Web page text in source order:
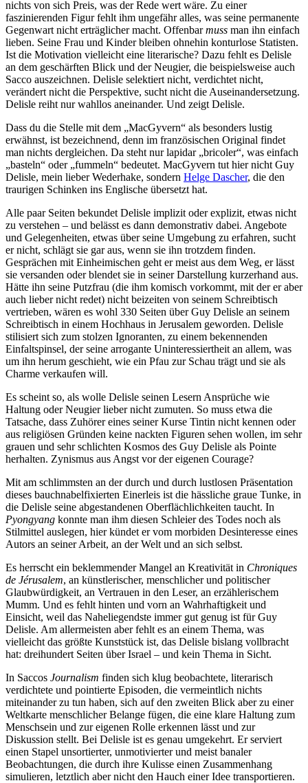
nichts von sich Preis, was der Rede wert wäre. Zu einer
faszinierenden Figur fehlt ihm ungefähr alles, was seine permanente
Gegenwart nicht erträglicher macht. Offenbarmuss man ihn einfach
lieben. Seine Frau und Kinder bleiben ohnehin konturlose Statisten.
Ist die Motivation vielleicht eine literarische? Dazu fehlt es Delisle
an dem geschärften Blick und der Neugier, die beispielsweise auch
Sacco auszeichnen. Delisle selektiert nicht, verdichtet nicht,
verändert nicht die Perspektive, sucht nicht die Auseinandersetzung.
Delisle reiht nur wahllos aneinander. Und zeigt Delisle.
Dass du die Stelle mit dem „MacGyvern“ als besonders lustig
erwähnst, ist bezeichnend, denn im französischen Original findet
man nichts dergleichen. Da steht nur lapidar „bricoler“, was einfach
„basteln“ oder „fummeln“ bedeutet. MacGyvern tut hier nicht Guy
Delisle, mein lieber Wederhake, sondern Helge Dascher, die den
traurigen Schinken ins Englische übersetzt hat.
Alle paar Seiten bekundet Delisle implizit oder explizit, etwas nicht
zu verstehen – und belässt es dann demonstrativ dabei. Angebote
und Gelegenheiten, etwas über seine Umgebung zu erfahren, sucht
er nicht, schlägt sie gar aus, wenn sie ihn trotzdem finden.
Gesprächen mit Einheimischen geht er meist aus dem Weg, er lässt
sie versanden oder blendet sie in seiner Darstellung kurzerhand aus.
Hätte ihn seine Putzfrau (die ihm komisch vorkommt, mit der er aber
auch lieber nicht redet) nicht beizeiten von seinem Schreibtisch
vertrieben, wären es wohl 330 Seiten über Guy Delisle an seinem
Schreibtisch in einem Hochhaus in Jerusalem geworden. Delisle
stilisiert sich zum stolzen Ignoranten, zu einem bekennenden
Einfaltspinsel, der seine arrogante Uninteressiertheit an allem, was
um ihn herum geschieht, wie ein Pfau zur Schau trägt und sie als
Charme verkaufen will.
Es scheint so, als wolle Delisle seinen Lesern Ansprüche wie
Haltung oder Neugier lieber nicht zumuten. So muss etwa die
Tatsache, dass Zuhörer eines seiner Kurse Tintin nicht kennen oder
aus religiösen Gründen keine nackten Figuren sehen wollen, im sehr
grauen und sehr schlichten Kosmos des Guy Delisle als Pointe
herhalten. Zynismus aus Angst vor der eigenen Courage?
Mit am schlimmsten an der durch und durch lustlosen Präsentation
dieses bauchnabelfixierten Einerleis ist die hässliche graue Tunke, in
die Delisle seine abgestandenen Oberflächlichkeiten taucht. In
Pyongyang konnte man ihm diesen Schleier des Todes noch als
Stilmittel auslegen, hier kündet er vom morbiden Desinteresse eines
Autors an seiner Arbeit, an der Welt und an sich selbst.
Es herrscht ein beklemmender Mangel an Kreativität in Chroniques
de Jérusalem, an künstlerischer, menschlicher und politischer
Glaubwürdigkeit, an Vertrauen in den Leser, an erzählerischem
Mumm. Und es fehlt hinten und vorn an Wahrhaftigkeit und
Einsicht, weil das Naheliegendste immer gut genug ist für Guy
Delisle. Am allermeisten aber fehlt es an einem Thema, was
vielleicht das größte Kunststück ist, das Delisle bislang vollbracht
hat: dreihundert Seiten über Israel – und kein Thema in Sicht.
In Saccos Journalism finden sich klug beobachtete, literarisch
verdichtete und pointierte Episoden, die vermeintlich nichts
miteinander zu tun haben, sich auf den zweiten Blick aber zu einer
Weltkarte menschlicher Belange fügen, die eine klare Haltung zum
Menschsein und zur eigenen Rolle erkennen lässt und zur
Diskussion stellt. Bei Delisle ist es genau umgekehrt. Er serviert
einen Stapel unsortierter, unmotivierter und meist banaler
Beobachtungen, die durch ihre Kulisse einen Zusammenhang
simulieren, letztlich aber nicht den Hauch einer Idee transportieren.